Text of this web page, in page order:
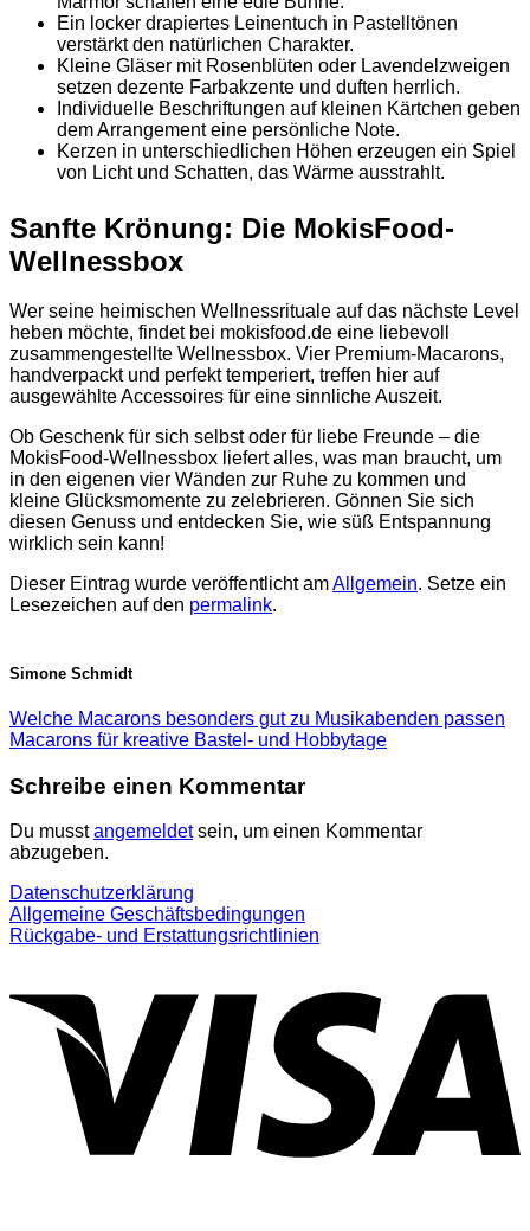
Ein locker drapiertes Leinentuch in Pastelltönen
verstärkt den natürlichen Charakter.
Kleine Gläser mit Rosenblüten oder Lavendelzweigen
setzen dezente Farbakzente und duften herrlich.
Individuelle Beschriftungen auf kleinen Kärtchen geben
dem Arrangement eine persönliche Note.
Kerzen in unterschiedlichen Höhen erzeugen ein Spiel
von Licht und Schatten, das Wärme ausstrahlt.
Sanfte Krönung: Die MokisFood-
Wellnessbox
Wer seine heimischen Wellnessrituale auf das nächste Level
heben möchte, findet bei mokisfood.de eine liebevoll
zusammengestellte Wellnessbox. Vier Premium-Macarons,
handverpackt und perfekt temperiert, treffen hier auf
ausgewählte Accessoires für eine sinnliche Auszeit.
Ob Geschenk für sich selbst oder für liebe Freunde – die
MokisFood-Wellnessbox liefert alles, was man braucht, um
in den eigenen vier Wänden zur Ruhe zu kommen und
kleine Glücksmomente zu zelebrieren. Gönnen Sie sich
diesen Genuss und entdecken Sie, wie süß Entspannung
wirklich sein kann!
Dieser Eintrag wurde veröffentlicht amAllgemein. Setze ein
Lesezeichen auf den permalink.
Simone Schmidt
Welche Macarons besonders gut zu Musikabenden passen
Macarons für kreative Bastel- und Hobbytage
Schreibe einen Kommentar
Du musstangemeldetsein, um einen Kommentar
abzugeben.
Datenschutzerklärung
Allgemeine Geschäftsbedingungen
Rückgabe- und Erstattungsrichtlinien